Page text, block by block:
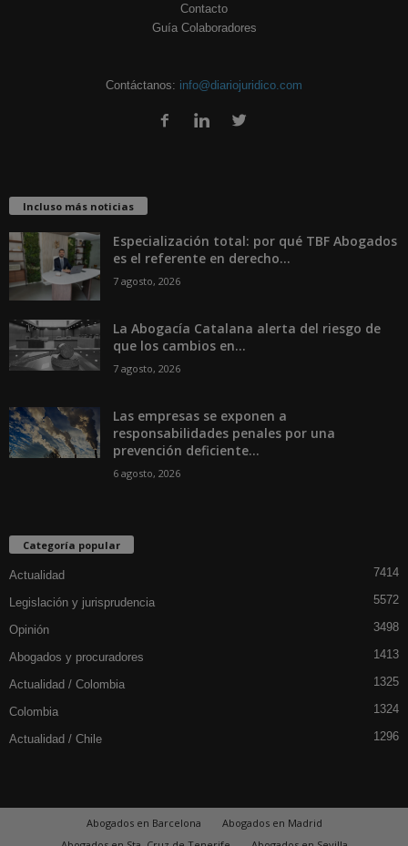
Contacto
Guía Colaboradores
Contáctanos: info@diariojuridico.com
Incluso más noticias
Especialización total: por qué TBF Abogados
es el referente en derecho...
7 agosto, 2026
La Abogacía Catalana alerta del riesgo de
que los cambios en...
7 agosto, 2026
Las empresas se exponen a
responsabilidades penales por una
prevención deficiente...
6 agosto, 2026
Categoría popular
Actualidad 7414
Legislación y jurisprudencia 5572
Opinión 3498
Abogados y procuradores 1413
Actualidad / Colombia 1325
Colombia 1324
Actualidad / Chile 1296
Abogados en Barcelona
Abogados en Madrid